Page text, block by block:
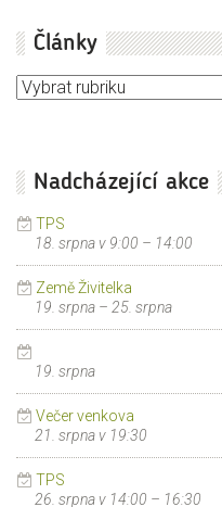
Články
Články
Nadcházející akce
TPS
18. srpna v 9:00 – 14:00
Země Živitelka
19. srpna – 25. srpna
19. srpna
Večer venkova
21. srpna v 19:30
TPS
26. srpna v 14:00 – 16:30